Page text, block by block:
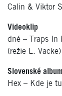
Calin & Viktor
Videoklip
dné – Traps In
(režie L. Vacke)
Slovenské album
Hex – Kde je